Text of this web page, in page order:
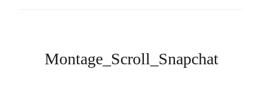
Montage_Scroll_Snapchat